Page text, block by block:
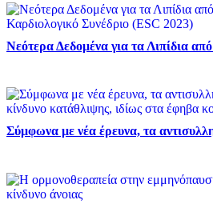
Νεότερα Δεδομένα για τα Λιπίδια
Σύμφωνα με νέα έρευνα, τα